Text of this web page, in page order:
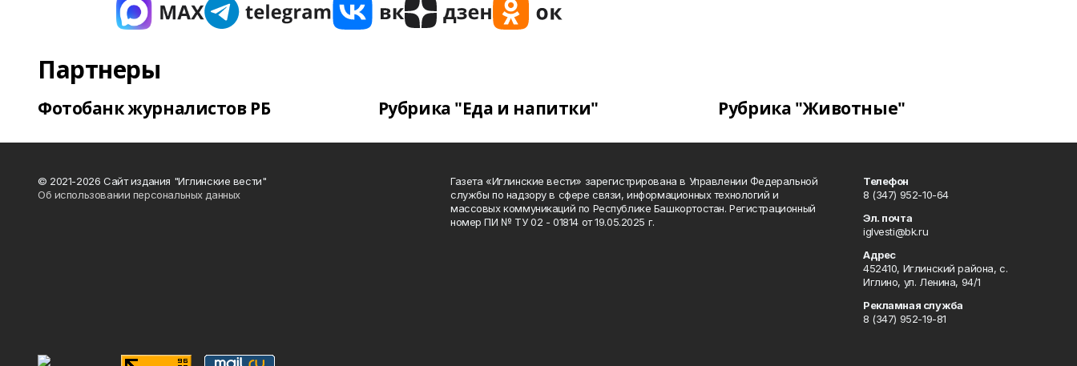
Партнеры
Фотобанк журналистов РБ Рубрика "Еда и напитки" Рубрика "Животные"
© 2021-2026 Сайт издания "Иглинские вести"
Об использовании персональных данных
Газета «Иглинские вести» зарегистрирована в Управлении Федеральной
службы по надзору в сфере связи, информационных технологий и
массовых коммуникаций по Республике Башкортостан. Регистрационный
номер ПИ № ТУ 02 - 01814 от 19.05.2025 г.
Телефон
8 (347) 952-10-64
Эл. почта
iglvesti@bk.ru
Адрес
452410, Иглинский района, с.
Иглино, ул. Ленина, 94/1
Рекламная служба
8 (347) 952-19-81